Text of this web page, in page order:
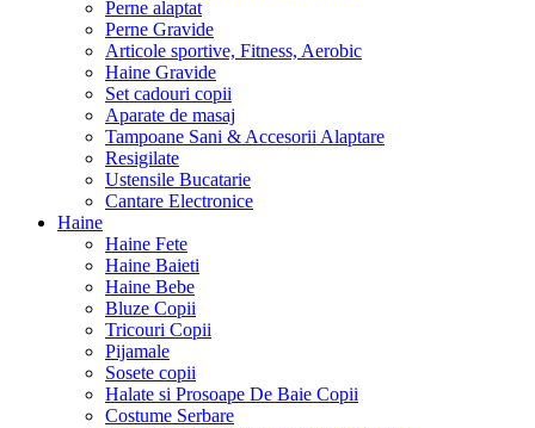
Perne alaptat
Perne Gravide
Articole sportive, Fitness, Aerobic
Haine Gravide
Set cadouri copii
Aparate de masaj
Tampoane Sani & Accesorii Alaptare
Resigilate
Ustensile Bucatarie
Cantare Electronice
Haine
Haine Fete
Haine Baieti
Haine Bebe
Bluze Copii
Tricouri Copii
Pijamale
Sosete copii
Halate si Prosoape De Baie Copii
Costume Serbare